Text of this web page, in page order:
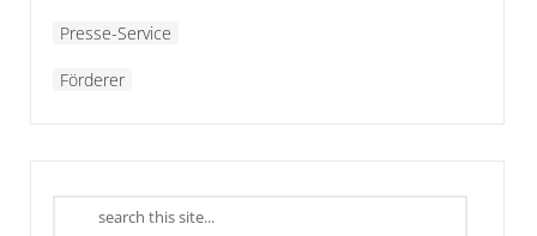
Presse-Service
Förderer